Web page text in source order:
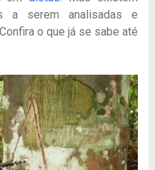
a serem analisadas e
o que já se sabe até